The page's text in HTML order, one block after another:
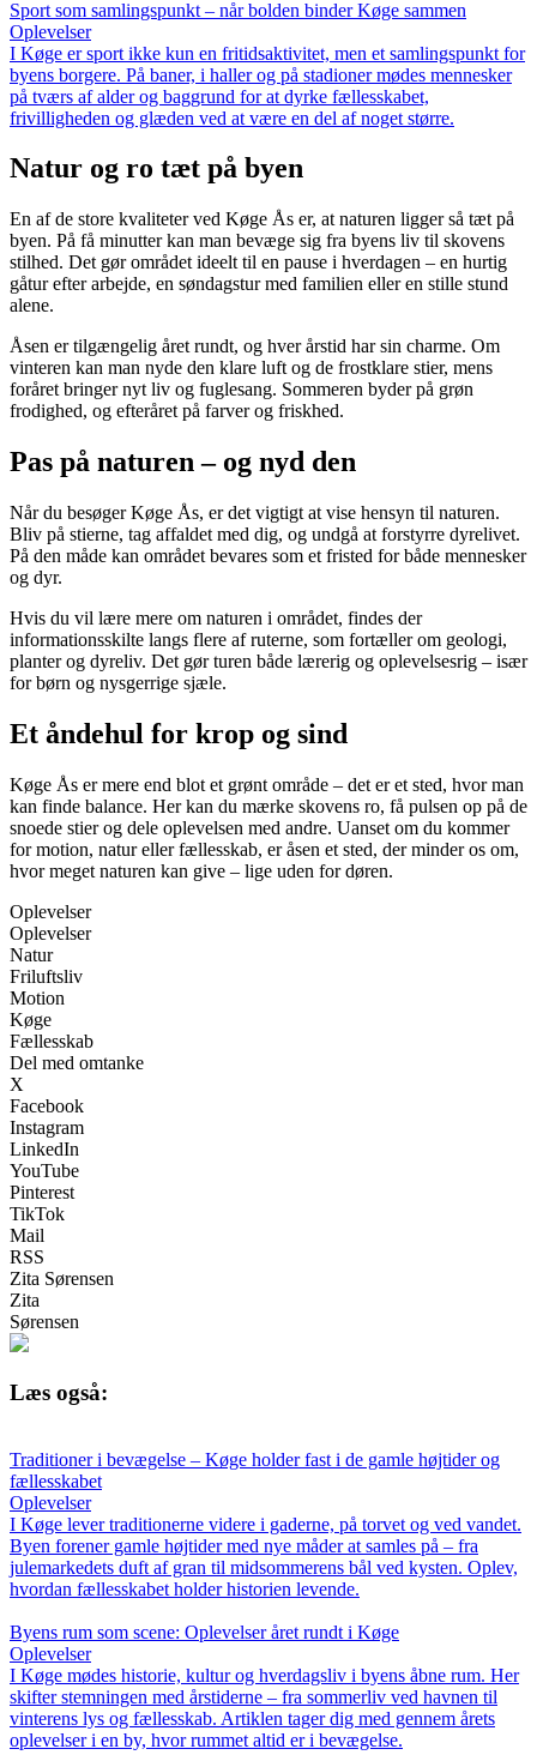
Sport som samlingspunkt – når bolden binder Køge sammen
Oplevelser
I Køge er sport ikke kun en fritidsaktivitet, men et samlingspunkt for
byens borgere. På baner, i haller og på stadioner mødes mennesker
på tværs af alder og baggrund for at dyrke fællesskabet,
frivilligheden og glæden ved at være en del af noget større.
Natur og ro tæt på byen
En af de store kvaliteter ved Køge Ås er, at naturen ligger så tæt på
byen. På få minutter kan man bevæge sig fra byens liv til skovens
stilhed. Det gør området ideelt til en pause i hverdagen – en hurtig
gåtur efter arbejde, en søndagstur med familien eller en stille stund
alene.
Åsen er tilgængelig året rundt, og hver årstid har sin charme. Om
vinteren kan man nyde den klare luft og de frostklare stier, mens
foråret bringer nyt liv og fuglesang. Sommeren byder på grøn
frodighed, og efteråret på farver og friskhed.
Pas på naturen – og nyd den
Når du besøger Køge Ås, er det vigtigt at vise hensyn til naturen.
Bliv på stierne, tag affaldet med dig, og undgå at forstyrre dyrelivet.
På den måde kan området bevares som et fristed for både mennesker
og dyr.
Hvis du vil lære mere om naturen i området, findes der
informationsskilte langs flere af ruterne, som fortæller om geologi,
planter og dyreliv. Det gør turen både lærerig og oplevelsesrig – især
for børn og nysgerrige sjæle.
Et åndehul for krop og sind
Køge Ås er mere end blot et grønt område – det er et sted, hvor man
kan finde balance. Her kan du mærke skovens ro, få pulsen op på de
snoede stier og dele oplevelsen med andre. Uanset om du kommer
for motion, natur eller fællesskab, er åsen et sted, der minder os om,
hvor meget naturen kan give – lige uden for døren.
Oplevelser
Oplevelser
Natur
Friluftsliv
Motion
Køge
Fællesskab
Del med omtanke
X
Facebook
Instagram
LinkedIn
YouTube
Pinterest
TikTok
Mail
RSS
Zita Sørensen
Zita
Sørensen
Læs også:
Traditioner i bevægelse – Køge holder fast i de gamle højtider og
fællesskabet
Oplevelser
I Køge lever traditionerne videre i gaderne, på torvet og ved vandet.
Byen forener gamle højtider med nye måder at samles på – fra
julemarkedets duft af gran til midsommerens bål ved kysten. Oplev,
hvordan fællesskabet holder historien levende.
Byens rum som scene: Oplevelser året rundt i Køge
Oplevelser
I Køge mødes historie, kultur og hverdagsliv i byens åbne rum. Her
skifter stemningen med årstiderne – fra sommerliv ved havnen til
vinterens lys og fællesskab. Artiklen tager dig med gennem årets
oplevelser i en by, hvor rummet altid er i bevægelse.